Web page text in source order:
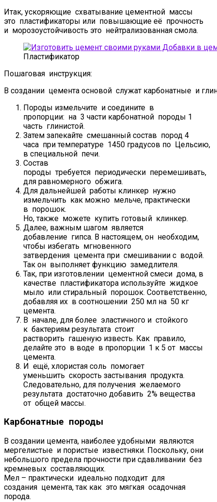
Итак, ускоряющие схватывание цементной массы
это пластификаторы или повышающие её прочность
и морозоустойчивость это нейтрализованная смола.
Пластификатор
Пошаговая инструкция:
В создании цемента основой служат карбонатные и
Породы измельчите и соедините в
пропорции: на 3 части карбонатной породы 1
часть глинистой.
Затем запекайте смешанный состав пород 4
часа при температуре 1450 градусов по Цельсию,
в специальной печи.
Состав
породы требуется периодически перемешивать,
для равномерного обжига.
Для дальнейшей работы клинкер нужно
измельчить как можно мельче, практически
в порошок.
Но, также можете купить готовый клинкер.
Далее, важным шагом является
добавление гипса. В настоящем, он необходим,
чтобы избегать мгновенного
затвердения цемента при смешивании с водой.
Так он выполняет функцию замедлителя.
Так, при изготовлении цементной смеси дома, в
качестве пластификатора используйте жидкое
мыло или стиральный порошок. Соответственно,
добавляя их в соотношении 250 мл на 50 кг
цемента.
В начале, для более эластичного и стойкого
к бактериям результата стоит
растворить гашеную известь. Как правило,
делайте это в воде в пропорции 1 к 5 от массы
цемента.
И ещё, хлористая соль помогает
уменьшить скорость застывания продукта.
Следовательно, для получения желаемого
результата достаточно добавить 2% вещества
от общей массы.
Карбонатные породы
В создании цемента, наиболее удобными являются
мергелистые и пористые известняки. Поскольку, они
небольшого предела прочности при сдавливании без
кремневых составляющих.
Мел – практически идеально подходит для
создания цемента, так как это мягкая осадочная
порода.